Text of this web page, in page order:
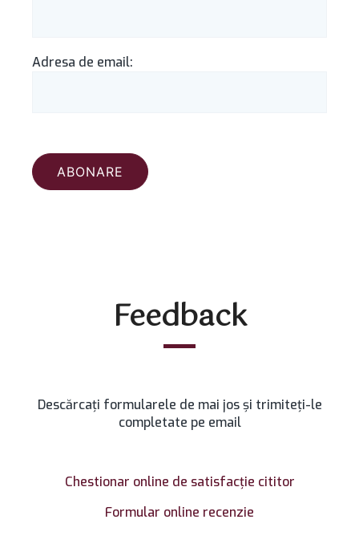
Adresa de email:
Feedback
Descărcați formularele de mai jos și trimiteți-le
completate pe email
Chestionar online de satisfacţie cititor
Formular online recenzie